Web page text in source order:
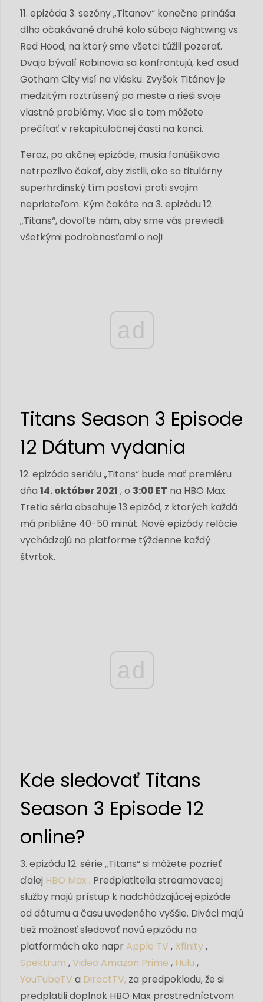
11. epizóda 3. sezóny „Titanov“ konečne prináša
dlho očakávané druhé kolo súboja Nightwing vs.
Red Hood, na ktorý sme všetci túžili pozerať.
Dvaja bývalí Robinovia sa konfrontujú, keď osud
Gotham City visí na vlásku. Zvyšok Titánov je
medzitým roztrúsený po meste a rieši svoje
vlastné problémy. Viac si o tom môžete
prečítať v rekapitulačnej časti na konci.
Teraz, po akčnej epizóde, musia fanúšikovia
netrpezlivo čakať, aby zistili, ako sa titulárny
superhrdinský tím postaví proti svojim
nepriateľom. Kým čakáte na 3. epizódu 12
„Titans“, dovoľte nám, aby sme vás previedli
všetkými podrobnosťami o nej!
ad
Titans Season 3 Episode
12 Dátum vydania
12. epizóda seriálu „Titans“ bude mať premiéru
dňa 14. október 2021 , o 3:00 ET na HBO Max.
Tretia séria obsahuje 13 epizód, z ktorých každá
má približne 40-50 minút. Nové epizódy relácie
vychádzajú na platforme týždenne každý
štvrtok.
ad
Kde sledovať Titans
Season 3 Episode 12
online?
3. epizódu 12. série „Titans“ si môžete pozrieť
ďalej HBO Max . Predplatitelia streamovacej
služby majú prístup k nadchádzajúcej epizóde
od dátumu a času uvedeného vyššie. Diváci majú
tiež možnosť sledovať novú epizódu na
platformách ako napr Apple TV , Xfinity,
Spektrum ,Video Amazon Prime , Hulu ,
YouTubeTV a DirectTV, za predpokladu, že si
predplatili doplnok HBO Max prostredníctvom